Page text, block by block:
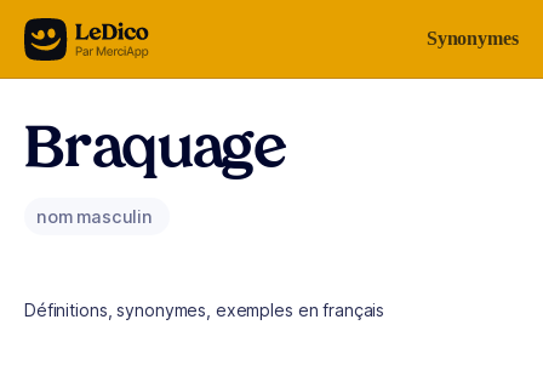
Aller au contenu Synonymes
Braquage
nom masculin
Définitions, synonymes, exemples en français